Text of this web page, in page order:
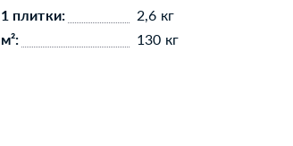
плитки:
2,6 кг
130 кг